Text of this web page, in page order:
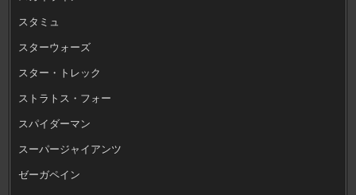
スタミュ
スターウォーズ
スター・トレック
ストラトス・フォー
スパイダーマン
スーパージャイアンツ
ゼーガペイン